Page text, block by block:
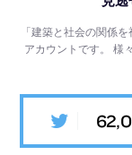
「建築と社会の関係
アカウントです。様